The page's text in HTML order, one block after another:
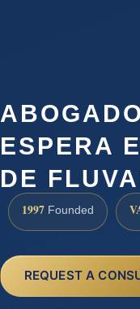
ESPERA
DE
1997 Founded
REQUEST A